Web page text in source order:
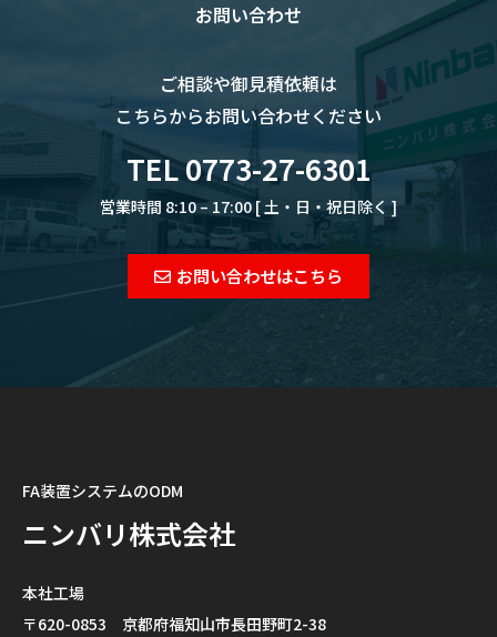
お問い合わせ
ご相談や御見積依頼は
こちらからお問い合わせください
TEL 0773-27-6301
営業時間 8:10 – 17:00 [ 土・日・祝日除く ]
お問い合わせはこちら
FA装置システムのODM
ニンバリ株式会社
本社工場
〒620-0853 京都府福知山市長田野町2-38